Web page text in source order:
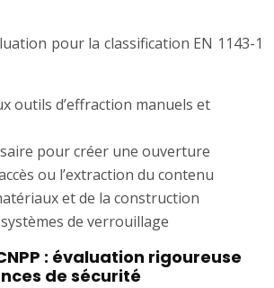
pour la classification EN 1143-1
outils d’effraction manuels et
pour créer une ouverture
ou l’extraction du contenu
et de la construction
de verrouillage
: évaluation rigoureuse
de sécurité